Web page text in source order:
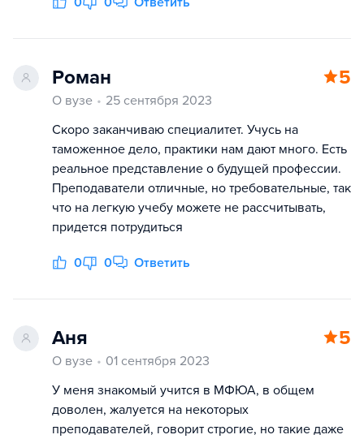
Роман 5
О вузе
25 сентября 2023
Скоро заканчиваю специалитет. Учусь на
таможенное дело, практики нам дают много. Есть
реальное представление о будущей профессии.
Преподаватели отличные, но требовательные, так
что на легкую учебу можете не рассчитывать,
придется потрудиться
0 0 Ответить
Аня 5
О вузе
01 сентября 2023
У меня знакомый учится в МФЮА, в общем
доволен, жалуется на некоторых
преподавателей, говорит строгие, но такие даже